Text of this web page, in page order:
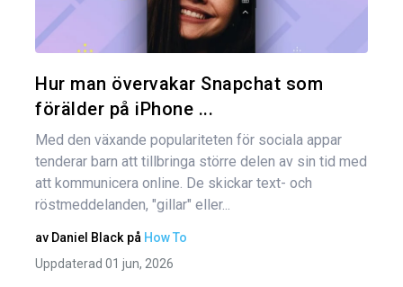
Hur man övervakar Snapchat som
förälder på iPhone ...
Med den växande populariteten för sociala appar
tenderar barn att tillbringa större delen av sin tid med
att kommunicera online. De skickar text- och
röstmeddelanden, "gillar" eller...
av Daniel Black på How To
Uppdaterad 01 jun, 2026